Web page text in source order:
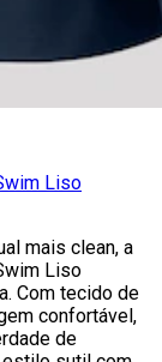
Liso
mais clean, a
Liso
Com tecido de
confortável,
de